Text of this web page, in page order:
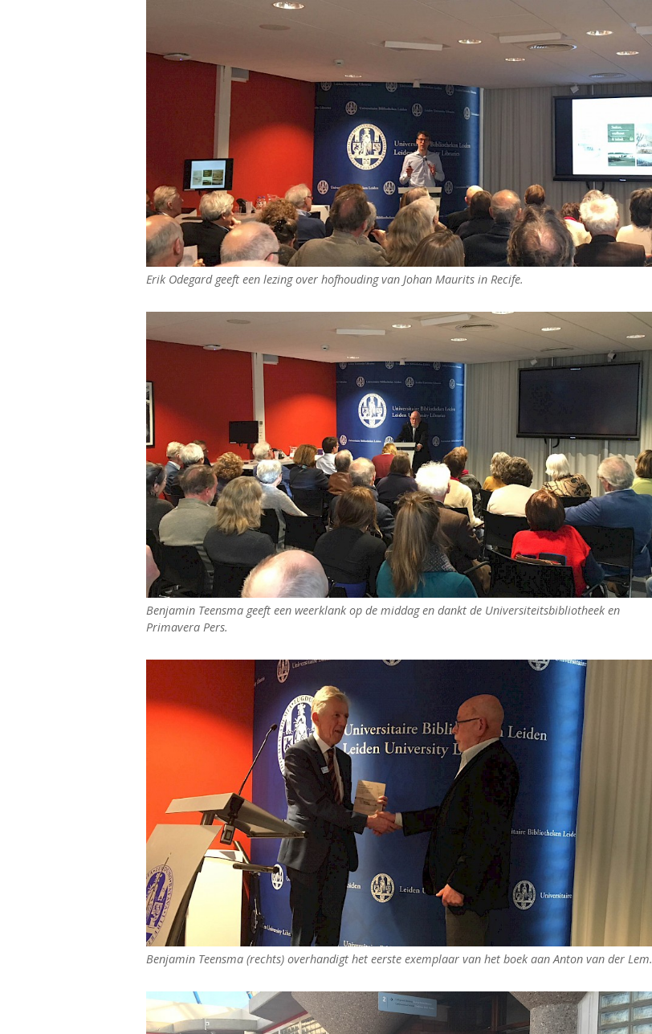
Erik Odegard geeft een lezing over hofhouding van Johan Maurits in Recife.
Benjamin Teensma geeft een weerklank op de middag en dankt de Universiteitsbibliotheek en
Primavera Pers.
Benjamin Teensma (rechts) overhandigt het eerste exemplaar van het boek aan Anton van der Lem.